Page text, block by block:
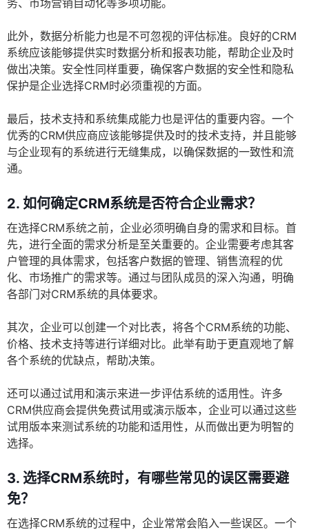
务、市场营销自动化等多项功能。
此外，数据分析能力也是不可忽视的评估标准。良好的CRM
系统应该能够提供实时数据分析和报表功能，帮助企业及时
做出决策。安全性同样重要，确保客户数据的安全性和隐私
保护是企业选择CRM时必须重视的方面。
最后，技术支持和系统集成能力也是评估的重要内容。一个
优秀的CRM供应商应该能够提供及时的技术支持，并且能够
与企业现有的系统进行无缝集成，以确保数据的一致性和流
通。
2. 如何确定CRM系统是否符合企业需求？
在选择CRM系统之前，企业必须明确自身的需求和目标。首
先，进行全面的需求分析是至关重要的。企业需要考虑其客
户管理的具体需求，包括客户数据的管理、销售流程的优
化、市场推广的需求等。通过与团队成员的深入沟通，明确
各部门对CRM系统的具体要求。
其次，企业可以创建一个对比表，将各个CRM系统的功能、
价格、技术支持等进行详细对比。此举有助于更直观地了解
各个系统的优缺点，帮助决策。
还可以通过试用和演示来进一步评估系统的适用性。许多
CRM供应商会提供免费试用或演示版本，企业可以通过这些
试用版本来测试系统的功能和适用性，从而做出更为明智的
选择。
3. 选择CRM系统时，有哪些常见的误区需要避
免？
在选择CRM系统的过程中，企业常常会陷入一些误区。一个